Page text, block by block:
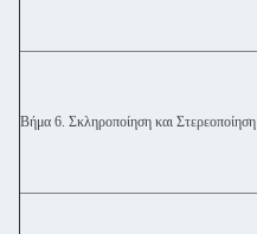
Βήμα 6. Σκληροποίηση και Στερεοποίηση